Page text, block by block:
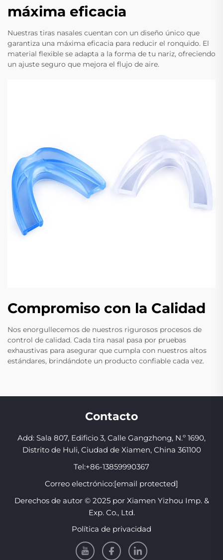
máxima eficacia
Nuestras tiras nasales cuentan con un diseño único que
garantiza una máxima eficacia para reducir el ronquido. El
material flexible se adapta a la forma de tu nariz, ofreciendo
un ajuste seguro que mejora el flujo de aire.
Compromiso con la Calidad
Nos enorgullecemos de nuestros rigurosos procesos de
control de calidad. Cada tira nasal pasa por pruebas
exhaustivas para asegurar que cumpla con nuestros altos
estándares, brindándote un producto confiable cada vez.
Contacto
Add: Sala 807, Edificio 3, Calle Gangzhong, N.º 1690,
Distrito de Huli, Ciudad de Xiamen, China 361100
Tel:+86-13859990367
Correo electrónico:[email protected]
Derechos de autor © 2025 por Xiamen Yizhou Imp. &
Exp. Co., Ltd.
Política de privacidad